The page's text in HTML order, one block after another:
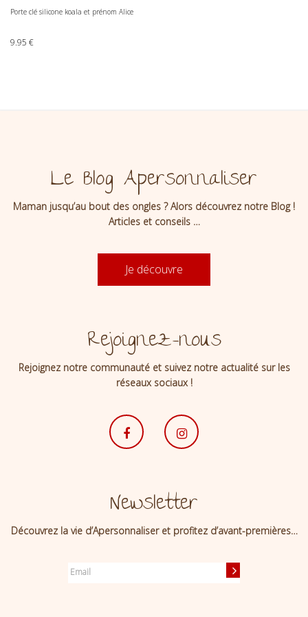
Porte clé silicone koala et prénom Alice
9.95 €
Le Blog Apersonnaliser
Maman jusqu’au bout des ongles ? Alors découvrez notre Blog !
Articles et conseils …
Je découvre
Rejoignez-nous
Rejoignez notre communauté et suivez notre actualité sur les
réseaux sociaux !
Newsletter
Découvrez la vie d’Apersonnaliser et profitez d’avant-premières…